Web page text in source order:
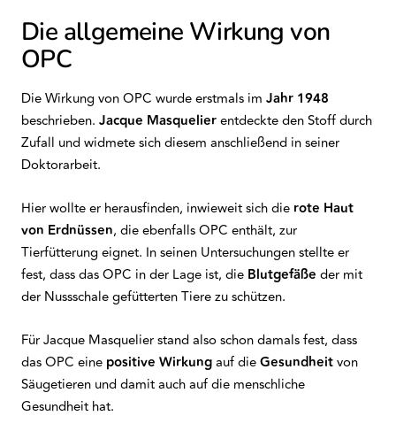
Die allgemeine Wirkung von
OPC
Die Wirkung von OPC wurde erstmals im Jahr 1948
beschrieben. Jacque Masquelierentdeckte den Stoff durch
Zufall und widmete sich diesem anschließend in seiner
Doktorarbeit.
Hier wollte er herausfinden, inwieweit sich die rote Haut
von Erdnüssen, die ebenfalls OPC enthält, zur
Tierfütterung eignet. In seinen Untersuchungen stellte er
fest, dass das OPC in der Lage ist, die Blutgefäße der mit
der Nussschale gefütterten Tiere zu schützen.
Für Jacque Masquelier stand also schon damals fest, dass
das OPC eine positive Wirkungauf dieGesundheitvon
Säugetieren und damit auch auf die menschliche
Gesundheit hat.